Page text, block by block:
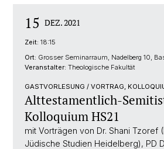
15 DEZ. 2021
Zeit: 18:15
Ort: Grosser Seminarraum, Nadelberg 10,
Veranstalter: Theologische Fakultät
GASTVORLESUNG / VORTRAG,
Alttestamentlich-
Kolloquium HS21
mit Vorträgen von Dr. Shani Tzoref
Jüdische Studien Heidelberg), PD